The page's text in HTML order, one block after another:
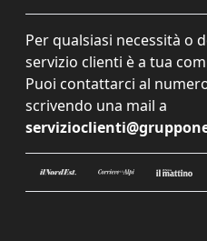
Per qualsiasi necessità o
servizio clienti è a tua
Puoi contattarci al
scrivendo una mail a